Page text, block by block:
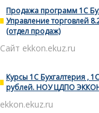
Продажа программ 1С
Управление торговлей
(отдел продаж)
Сайт ekkon.ekuz.ru
Курсы 1С Бухгалтерия ,
рублей. НОУ ЦДПО ЭККОН
ekkon.ekuz.ru